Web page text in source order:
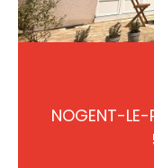
NOGENT-LE-